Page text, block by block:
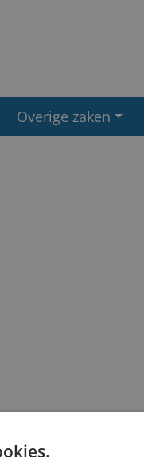
Overige zaken